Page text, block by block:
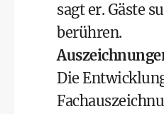
sagt er. Gäste
berühren.
Die